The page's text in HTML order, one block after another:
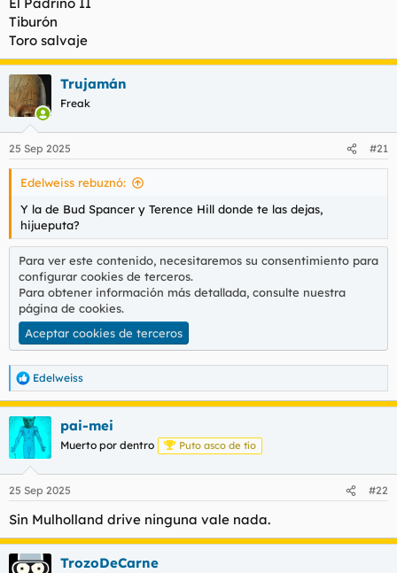
Tiburón
Toro salvaje
Trujamán
Freak
25 Sep 2025 #21
Edelweiss rebuznó:
Y la de Bud Spancer y Terence Hill donde te las dejas,
hijueputa?
Para ver este contenido, necesitaremos su consentimiento para
configurar cookies de terceros.
Para obtener información más detallada, consulte nuestra
página de cookies.
Aceptar cookies de terceros
R
e
a
c
c
i
e
s
:
Edelweiss
pai-mei
Muerto por dentro Puto asco de tío
25 Sep 2025 #22
Sin Mulholland drive ninguna vale nada.
TrozoDeCarne